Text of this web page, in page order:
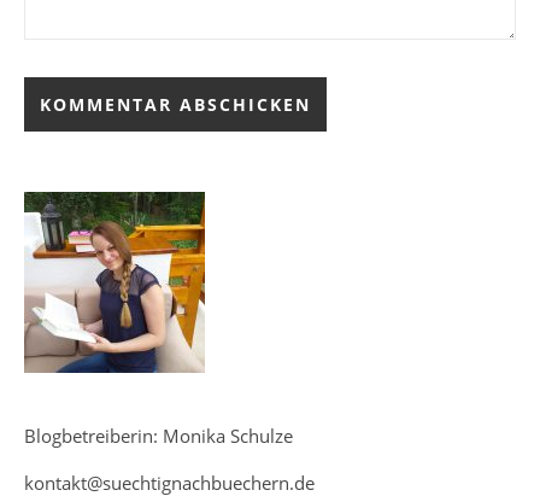
Blogbetreiberin: Monika Schulze
kontakt@suechtignachbuechern.de